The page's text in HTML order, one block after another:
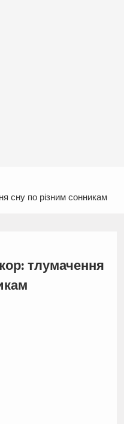
сну по різним сонникам
тлумачення